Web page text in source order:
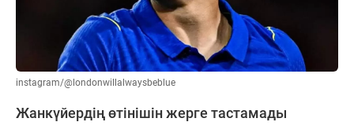
instagram/@londonwillalwaysbeblue
Жанкүйердің өтінішін жерге тастамады